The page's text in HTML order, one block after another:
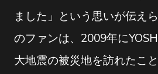
ました」という思いが伝え
のファンは、2009年に
大地震の被災地を訪れたこ